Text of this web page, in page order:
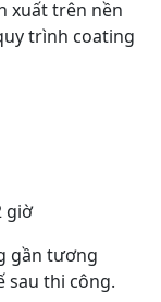
xuất trên nền
trình coating
giờ
gần tương
sau thi công.